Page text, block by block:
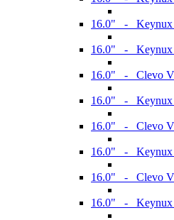
16.0" - Keynux
16.0" - Keynux
16.0" - Clevo
16.0" - Keynux
16.0" - Clevo
16.0" - Keynux
16.0" - Clevo
16.0" - Keynux